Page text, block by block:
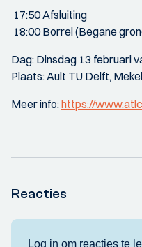
17:50 Afsluiting
18:00 Borrel (Begane
Dag: Dinsdag 13 februari
Plaats: Ault TU Delft,
Meer info:https://
Reacties